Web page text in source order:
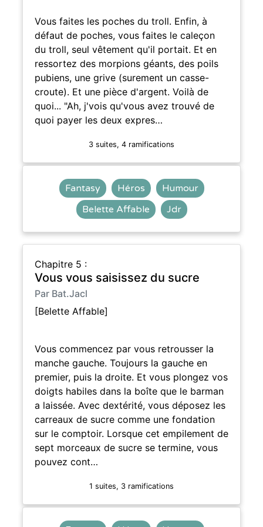
Vous faites les poches du troll. Enfin, à
défaut de poches, vous faites le caleçon
du troll, seul vêtement qu'il portait. Et en
ressortez des morpions géants, des poils
pubiens, une grive (surement un casse-
croute). Et une pièce d'argent. Voilà de
quoi... "Ah, j'vois qu'vous avez trouvé de
quoi payer les deux expres…
3 suites, 4 ramifications
Fantasy Héros
Humour
Belette Affable
Jdr
Chapitre 5 :
Vous vous saisissez du sucre
Par Bat.Jacl
[Belette Affable]
Vous commencez par vous retrousser la
manche gauche. Toujours la gauche en
premier, puis la droite. Et vous plongez vos
doigts habiles dans la boîte que le barman
a laissée. Avec dextérité, vous déposez les
carreaux de sucre comme une fondation
sur le comptoir. Lorsque cet empilement de
sept morceaux de sucre se termine, vous
pouvez cont…
1 suites, 3 ramifications